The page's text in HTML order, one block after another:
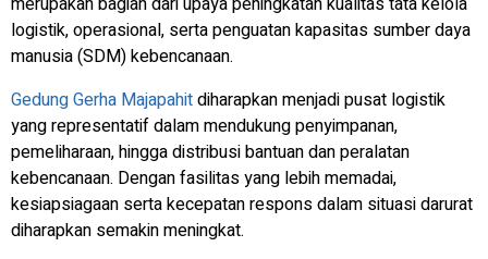
logistik, operasional, serta penguatan kapasitas sumber daya
manusia (SDM) kebencanaan.
Gedung Gerha Majapahitdiharapkan menjadi pusat logistik
yang representatif dalam mendukung penyimpanan,
pemeliharaan, hingga distribusi bantuan dan peralatan
kebencanaan. Dengan fasilitas yang lebih memadai,
kesiapsiagaan serta kecepatan respons dalam situasi darurat
diharapkan semakin meningkat.